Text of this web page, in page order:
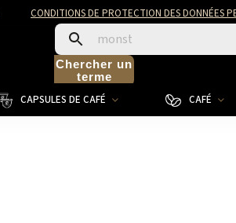
CONDITIONS DE PROTECTION DES DONNÉES
Chercher un
terme
CAPSULES DE CAFÉ CAFÉ